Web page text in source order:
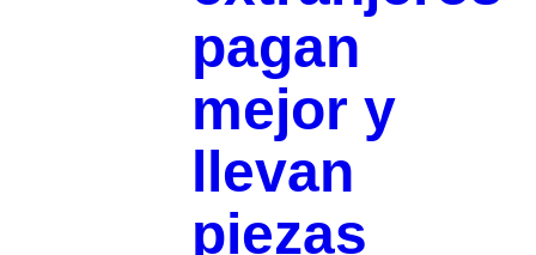
pagan
mejor y
llevan
piezas